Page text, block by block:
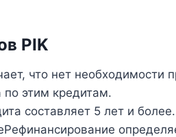
PIK
что нет необходимости
по этим кредитам.
составляет 5 лет и более.